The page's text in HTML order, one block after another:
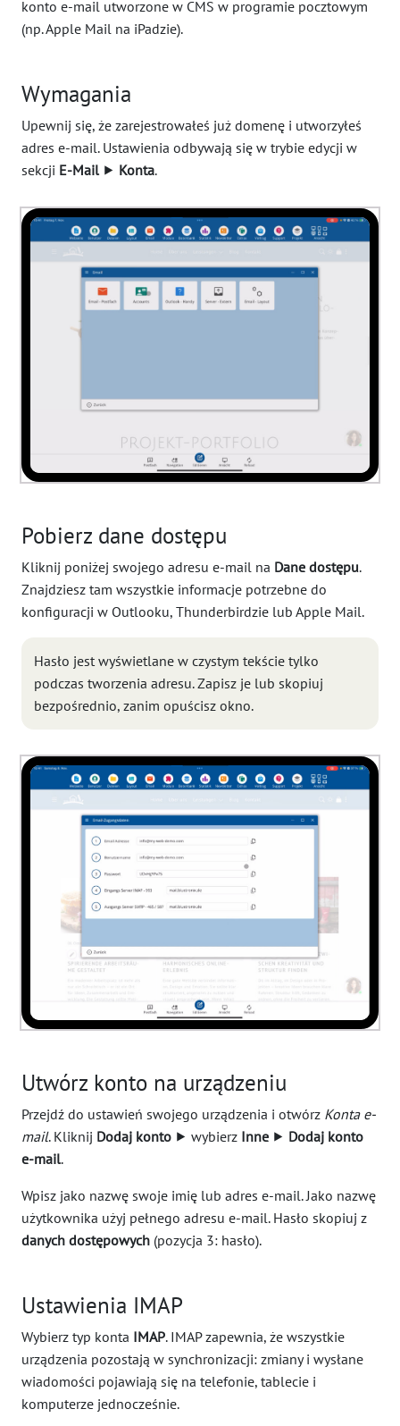
konto e-mail utworzone w CMS w programie pocztowym
(np. Apple Mail na iPadzie).
Wymagania
Upewnij się, że zarejestrowałeś już domenę i utworzyłeś
adres e-mail. Ustawienia odbywają się w trybie edycji w
sekcji E-Mail⯈ Konta.
Pobierz dane dostępu
Kliknij poniżej swojego adresu e-mail na Dane dostępu.
Znajdziesz tam wszystkie informacje potrzebne do
konfiguracji w Outlooku, Thunderbirdzie lub Apple Mail.
Hasło jest wyświetlane w czystym tekście tylko
podczas tworzenia adresu. Zapisz je lub skopiuj
bezpośrednio, zanim opuścisz okno.
Utwórz konto na urządzeniu
Przejdź do ustawień swojego urządzenia i otwórz Konta e-
mail. Kliknij Dodaj konto ⯈ wybierz Inne ⯈ Dodaj konto
e-mail.
Wpisz jako nazwę swoje imię lub adres e-mail. Jako nazwę
użytkownika użyj pełnego adresu e-mail. Hasło skopiuj z
danych dostępowych (pozycja 3: hasło).
Ustawienia IMAP
Wybierz typ konta IMAP. IMAP zapewnia, że wszystkie
urządzenia pozostają w synchronizacji: zmiany i wysłane
wiadomości pojawiają się na telefonie, tablecie i
komputerze jednocześnie.